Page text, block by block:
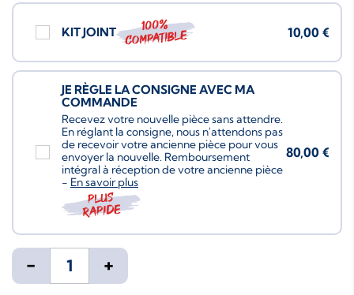
KIT JOINT 100%
compatible 10,00 €
JE RÈGLE LA CONSIGNE AVEC MA
COMMANDE
Recevez votre nouvelle pièce sans attendre.
En réglant la consigne, nous n'attendons pas
de recevoir votre ancienne pièce pour vous
envoyer la nouvelle. Remboursement
intégral à réception de votre ancienne pièce
- En savoir plus
Plus
rapide
80,00 €
- +